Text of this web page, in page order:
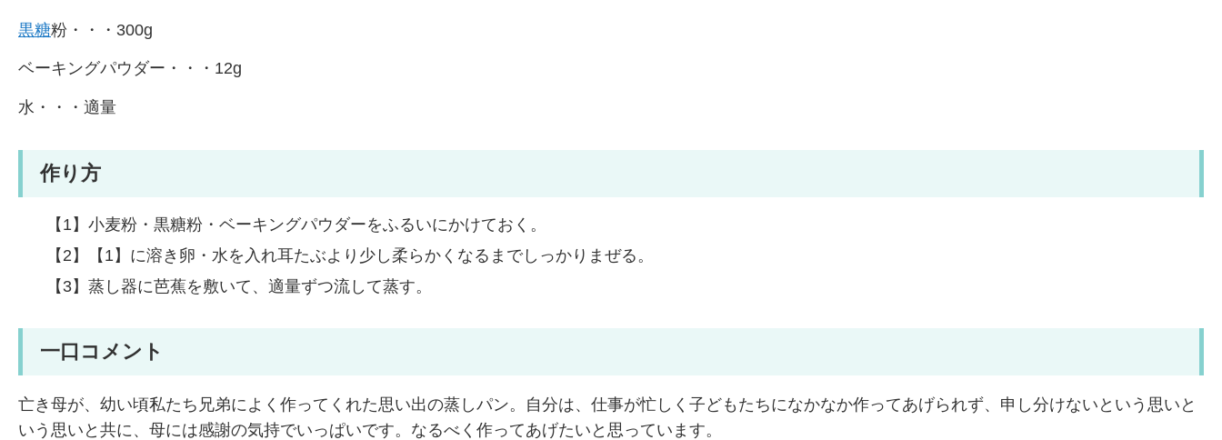
黒糖粉・・・300g
ベーキングパウダー・・・12g
水・・・適量
作り方
【1】小麦粉・黒糖粉・ベーキングパウダーをふるいにかけておく。
【2】【1】に溶き卵・水を入れ耳たぶより少し柔らかくなるまでしっかりまぜる。
【3】蒸し器に芭蕉を敷いて、適量ずつ流して蒸す。
一口コメント
亡き母が、幼い頃私たち兄弟によく作ってくれた思い出の蒸しパン。自分は、仕事が忙しく子どもたちになかなか作ってあげられず、申し分けないという思いと
いう思いと共に、母には感謝の気持でいっぱいです。なるべく作ってあげたいと思っています。